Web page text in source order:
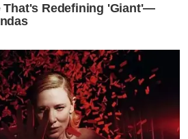
That's Redefining 'Giant'—